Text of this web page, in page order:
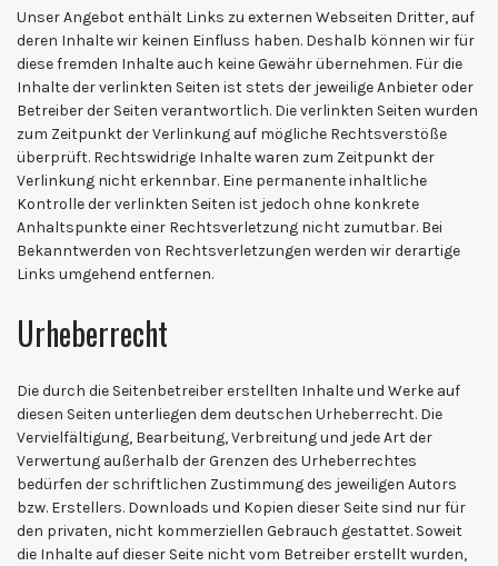
Unser Angebot enthält Links zu externen Webseiten Dritter, auf
deren Inhalte wir keinen Einfluss haben. Deshalb können wir für
diese fremden Inhalte auch keine Gewähr übernehmen. Für die
Inhalte der verlinkten Seiten ist stets der jeweilige Anbieter oder
Betreiber der Seiten verantwortlich. Die verlinkten Seiten wurden
zum Zeitpunkt der Verlinkung auf mögliche Rechtsverstöße
überprüft. Rechtswidrige Inhalte waren zum Zeitpunkt der
Verlinkung nicht erkennbar. Eine permanente inhaltliche
Kontrolle der verlinkten Seiten ist jedoch ohne konkrete
Anhaltspunkte einer Rechtsverletzung nicht zumutbar. Bei
Bekanntwerden von Rechtsverletzungen werden wir derartige
Links umgehend entfernen.
Urheberrecht
Die durch die Seitenbetreiber erstellten Inhalte und Werke auf
diesen Seiten unterliegen dem deutschen Urheberrecht. Die
Vervielfältigung, Bearbeitung, Verbreitung und jede Art der
Verwertung außerhalb der Grenzen des Urheberrechtes
bedürfen der schriftlichen Zustimmung des jeweiligen Autors
bzw. Erstellers. Downloads und Kopien dieser Seite sind nur für
den privaten, nicht kommerziellen Gebrauch gestattet. Soweit
die Inhalte auf dieser Seite nicht vom Betreiber erstellt wurden,